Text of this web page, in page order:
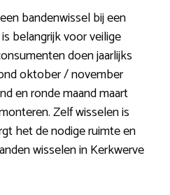
bandenwissel bij een
belangrijk voor veilige
doen jaarlijks
oktober / november
en ronde maand maart
Zelf wisselen is
het de nodige ruimte en
wisselen in Kerkwerve